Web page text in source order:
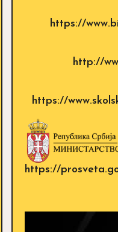
https://
http://
https://
https://